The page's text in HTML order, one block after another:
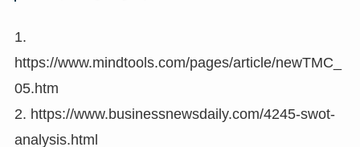
1.
https://www.mindtools.com/pages/article/newTMC_
05.htm
2. https://www.businessnewsdaily.com/4245-swot-
analysis.html